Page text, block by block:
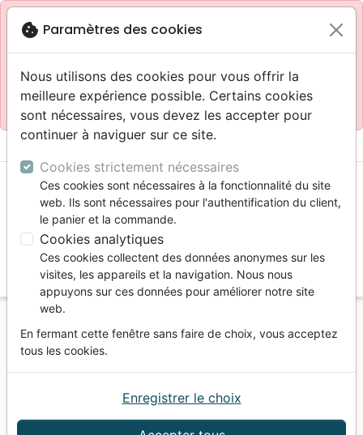
blockSite réservé aux professionnels
Accès pour les professionnels : Se connecter
Site pour le grand public : La Maison de la Bible
menu
Vous ne pouvez pas créer de nouvelle commande
depuis votre pays (United States).
Calendriers, agendas
Calendriers de table
cookie Paramètres des cookies
Nous utilisons des cookies pour vous offrir la
meilleure expérience possible. Certains cookies
sont nécessaires, vous devez les accepter pour
continuer à naviguer sur ce site.
Cookies strictement nécessaires
Ces cookies sont nécessaires à la fonctionnalité du site
web. Ils sont nécessaires pour l'authentification du client,
le panier et la commande.
Cookies analytiques
Ces cookies collectent des données anonymes sur les
visites, les appareils et la navigation. Nous nous
appuyons sur ces données pour améliorer notre site
web.
En fermant cette fenêtre sans faire de choix, vous acceptez
tous les cookies.
Enregistrer le choix